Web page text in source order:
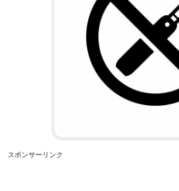
スポンサーリンク